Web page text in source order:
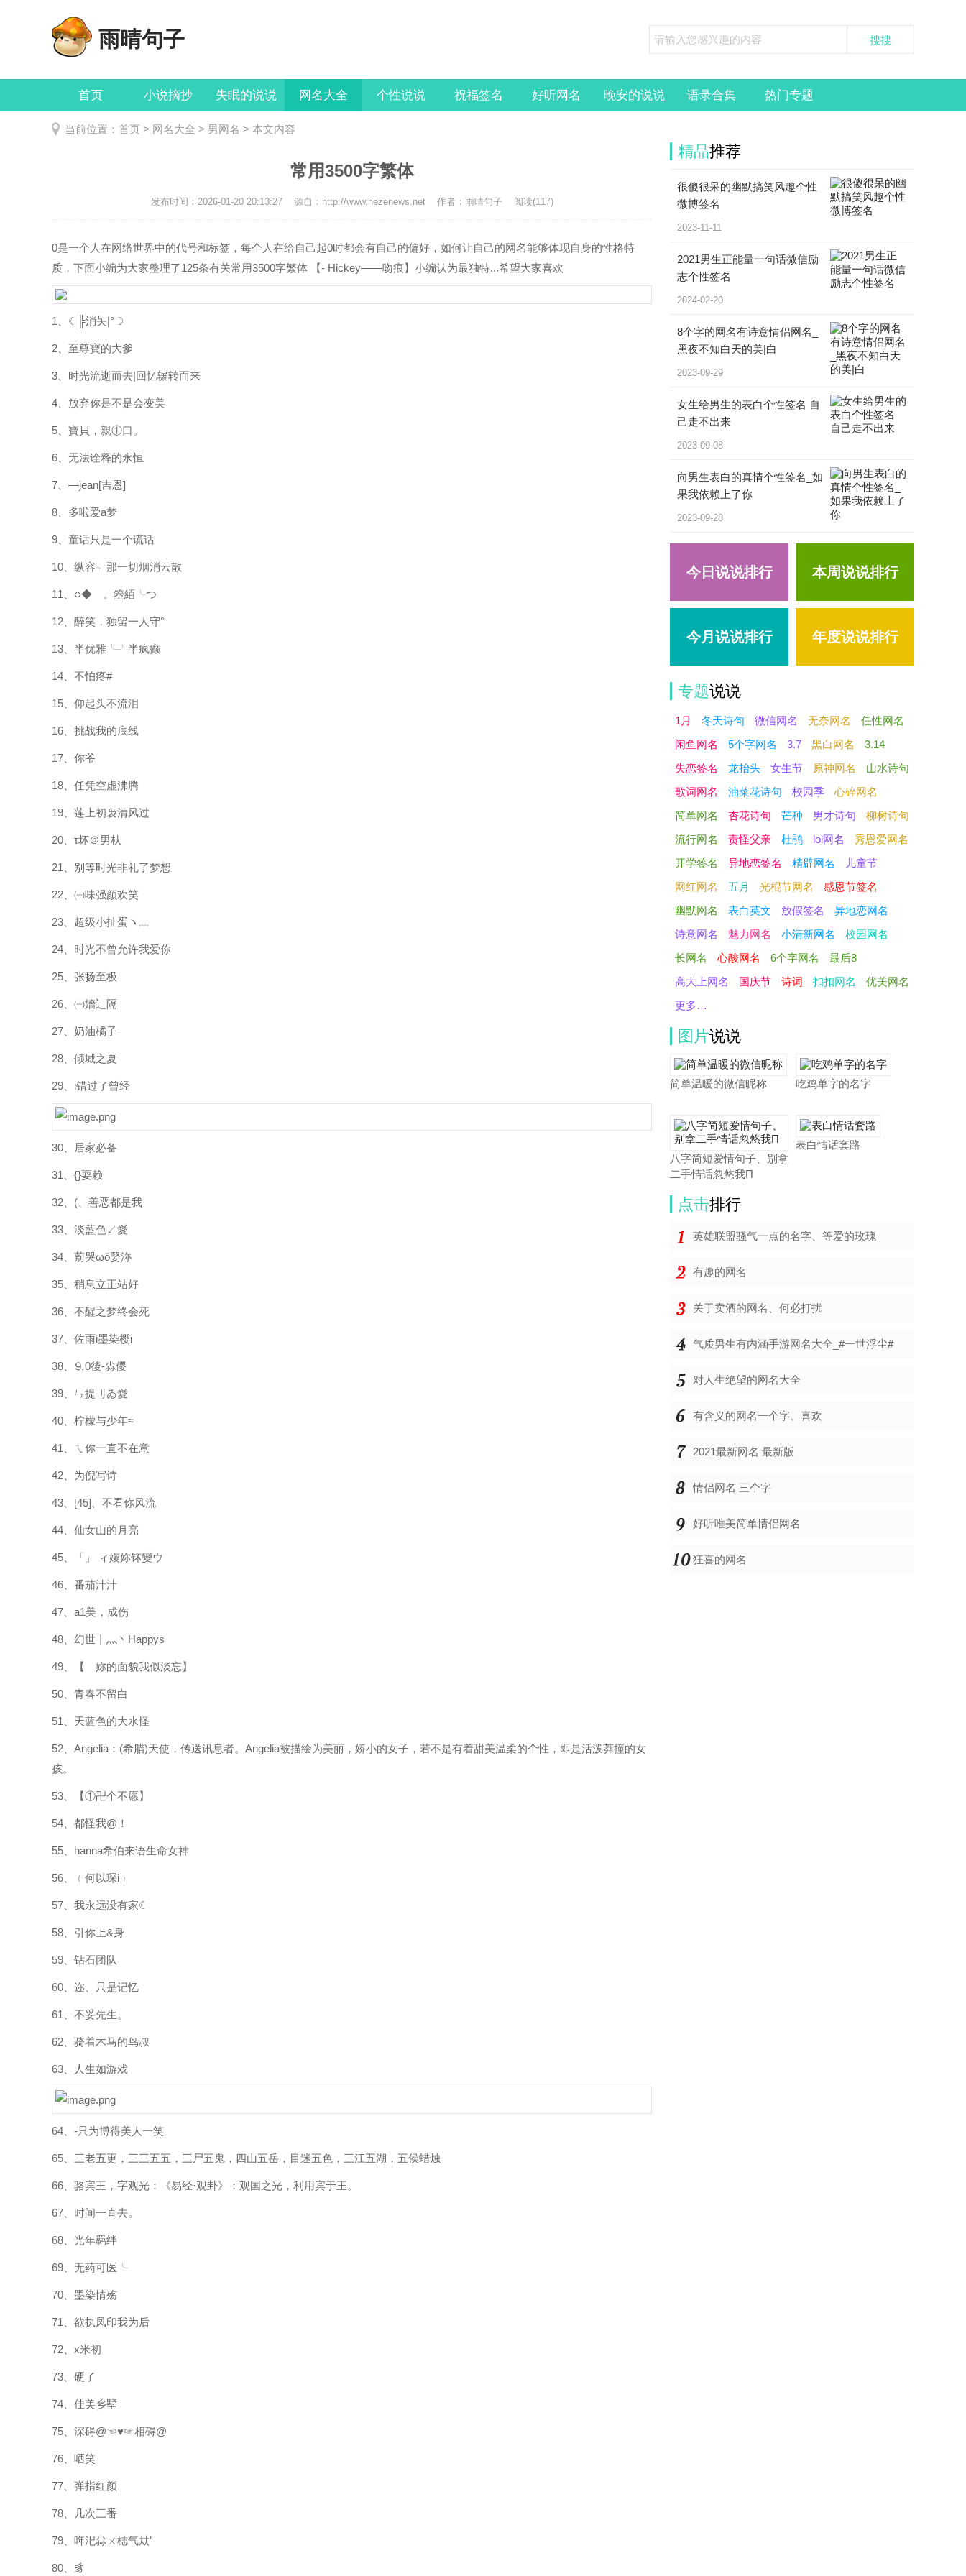
雨晴句子
首页 小说摘抄 失眠的说说 网名大全 个性说说 祝福签名 好听网名 晚安的说说 语录合集 热门专题
当前位置： 首页 > 网名大全 > 男网名 > 本文内容
常用3500字繁体
发布时间：2026-01-20 20:13:27 源自：http://www.hezenews.net 作者：雨晴句子 阅读(117)
0是一个人在网络世界中的代号和标签，每个人在给自己起0时都会有自己的偏好，如何让自己的网名能够体现自身的性格特
质，下面小编为大家整理了125条有关常用3500字繁体 【- Hickey——吻痕】小编认为最独特...希望大家喜欢
1、☾╠消夨|°☽
2、至尊寶的大爹
3、时光流逝而去|回忆辗转而来
4、放弃你是不是会变美
5、寶貝，親①口。
6、无法诠释的永恒
7、—jean[吉恩]
8、多啦爱a梦
9、童话只是一个谎话
10、纵容╮那一切烟消云散
11、‹›◆ゞ。箜絔╰つ
12、醉笑，独留一人守°
13、半优雅╰╯半疯癫
14、不怕疼#
15、仰起头不流泪
16、挑战我的底线
17、你爷
18、任凭空虚沸腾
19、莲上初袅清风过
20、τ坏＠男朲
21、别等时光非礼了梦想
22、㈠味强颜欢笑
23、超级小扯蛋ヽ﹏
24、时光不曾允许我爱你
25、张扬至极
26、㈠嬙辶隔
27、奶油橘子
28、倾城之夏
29、ι错过了曾经
30、居家必备
31、{}耍赖
32、(、善恶都是我
33、淡藍色↙愛
34、莂哭ωǒ婜沵
35、稍息立正站好
36、不醒之梦终会死
37、佐雨i墨染樱i
38、⒐0後-尛儍
39、ㄣ提刂ゐ愛
40、柠檬与少年≈
41、ㄟ你一直不在意
42、为倪写诗
43、[45]、不看你风流
44、仙女山的月亮
45、「」 ィ嬡妳钚變ウ
46、番茄汁汁
47、a1美，成伤
48、幻世丨灬丶Happys
49、【ゝ妳的面貌我似淡忘】
50、青春不留白
51、天蓝色的大水怪
52、Angelia：(希腊)天使，传送讯息者。Angelia被描绘为美丽，娇小的女子，若不是有着甜美温柔的个性，即是活泼莽撞的女
孩。
53、【①卍个不愿】
54、都怪我@！
55、hanna希伯来语生命女神
56、﹛何以琛i﹜
57、我永远没有家☾
58、引你上&身
59、钻石团队
60、迩、只是记忆
61、不妥先生。
62、骑着木马的鸟叔
63、人生如游戏
64、-只为博得美人一笑
65、三老五更，三三五五，三尸五鬼，四山五岳，目迷五色，三江五湖，五侯蜡烛
66、骆宾王，字观光：《易经·观卦》：观国之光，利用宾于王。
67、时间一直去。
68、光年羁绊
69、无药可医╰
70、墨染情殇
71、欲执凤印我为后
72、x米初
73、硬了
74、佳美乡墅
75、深碍@☜♥☞相碍@
76、哂笑
77、弹指红颜
78、几次三番
79、哖汜尛ㄨ梽气夶′
80、豸
精品推荐
很傻很呆的幽默搞笑风趣个性
微博签名
2023-11-11
2021男生正能量一句话微信励
志个性签名
2024-02-20
8个字的网名有诗意情侣网名_
黑夜不知白天的美|白
2023-09-29
女生给男生的表白个性签名 自
己走不出来
2023-09-08
向男生表白的真情个性签名_如
果我依赖上了你
2023-09-28
今日说说排行 本周说说排行
今月说说排行 年度说说排行
专题说说
1月 冬天诗句 微信网名 无奈网名
任性网名
闲鱼网名
5个字网名 3.7 黑白网名
3.14
失恋签名
龙抬头 女生节 原神网名
山水诗句
歌词网名
油菜花诗句 校园季
心碎网名
简单网名
杏花诗句 芒种 男才诗句
柳树诗句
流行网名
责怪父亲 杜鹃 lol网名
秀恩爱网名
开学签名
异地恋签名 精辟网名
儿童节
网红网名
五月 光棍节网名
感恩节签名
幽默网名
表白英文 放假签名
异地恋网名
诗意网名
魅力网名 小清新网名
校园网名
长网名
心酸网名 6个字网名
最后8
高大上网名
国庆节 诗词 扣扣网名
优美网名
更多…
图片说说
简单温暖的微信昵称 吃鸡单字的名字
八字简短爱情句子、别拿
二手情话忽悠我П
表白情话套路
点击排行
英雄联盟骚气一点的名字、等爱的玫瑰
有趣的网名
关于卖酒的网名、何必打扰
气质男生有内涵手游网名大全_#一世浮尘#
对人生绝望的网名大全
有含义的网名一个字、喜欢
2021最新网名 最新版
情侣网名 三个字
好听唯美简单情侣网名
狂喜的网名